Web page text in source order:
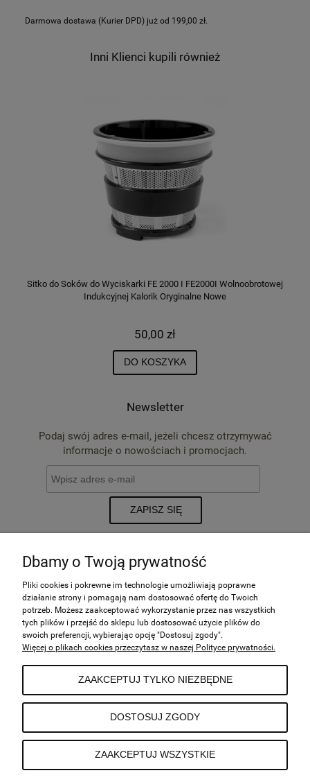
Darmowa dostawa (Kurier DPD) już od 199,00 zł.
Inni Klienci kupili również
Sitko do Soków do Wyciskarki FE 2000 I FE2000I Wolnoobrotowej
Indukcyjnej Kalorik Oryginalne Nowe
50,00 zł
DO KOSZYKA
Newsletter
Podaj swój adres e-mail, jeżeli chcesz otrzymywać
informacje o nowościach i promocjach.
ZAPISZ SIĘ
POMOC
MOJE KONTO
INFORMACJE
O NAS
Dbamy o Twoją prywatność
Pliki cookies i pokrewne im technologie umożliwiają poprawne
działanie strony i pomagają nam dostosować ofertę do Twoich
potrzeb. Możesz zaakceptować wykorzystanie przez nas wszystkich
tych plików i przejść do sklepu lub dostosować użycie plików do
swoich preferencji, wybierając opcję "Dostosuj zgody".
Więcej o plikach cookies przeczytasz w naszej Polityce prywatności.
ZAAKCEPTUJ TYLKO NIEZBĘDNE
DOSTOSUJ ZGODY
ZAAKCEPTUJ WSZYSTKIE